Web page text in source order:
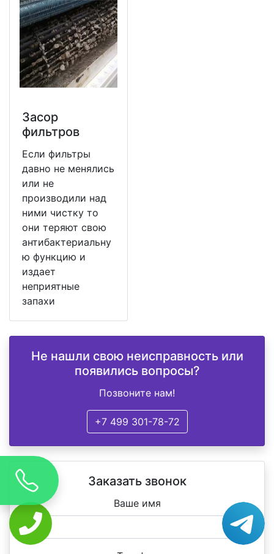
Засор
фильтров
Если фильтры
давно не менялись
или не
производили над
ними чистку то
они теряют свою
антибактериальну
ю функцию и
издает
неприятные
запахи
Не нашли свою неисправность или
появились вопросы?
Позвоните нам!
+7 499 301-78-72
Заказать звонок
Ваше имя